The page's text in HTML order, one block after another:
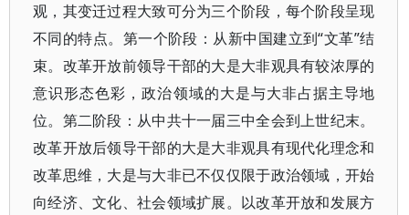
观，其变迁过程大致可分为三个阶段，每个阶段呈现
不同的特点。第一个阶段：从新中国建立到“文革”结
束。改革开放前领导干部的大是大非观具有较浓厚的
意识形态色彩，政治领域的大是与大非占据主导地
位。第二阶段：从中共十一届三中全会到上世纪末。
改革开放后领导干部的大是大非观具有现代化理念和
改革思维，大是与大非已不仅仅限于政治领域，开始
向经济、文化、社会领域扩展。以改革开放和发展方